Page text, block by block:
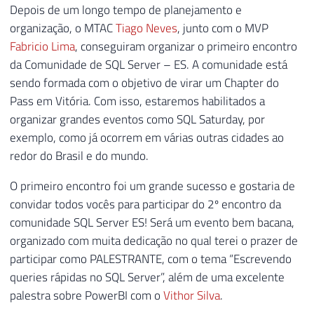
Depois de um longo tempo de planejamento e
organização, o MTACTiago Neves, junto com o MVP
Fabricio Lima, conseguiram organizar o primeiro encontro
da Comunidade de SQL Server – ES. A comunidade está
sendo formada com o objetivo de virar um Chapter do
Pass em Vitória. Com isso, estaremos habilitados a
organizar grandes eventos como SQL Saturday, por
exemplo, como já ocorrem em várias outras cidades ao
redor do Brasil e do mundo.
O primeiro encontro foi um grande sucesso e gostaria de
convidar todos vocês para participar do 2º encontro da
comunidade SQL Server ES! Será um evento bem bacana,
organizado com muita dedicação no qual terei o prazer de
participar como PALESTRANTE, com o tema “Escrevendo
queries rápidas no SQL Server”, além de uma excelente
palestra sobre PowerBI com oVithor Silva.